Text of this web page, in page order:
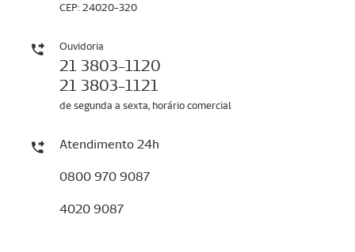
CEP: 24020-320
Ouvidoria
21 3803-1120
21 3803-1121
de segunda a sexta, horário comercial
Atendimento 24h
0800 970 9087
4020 9087